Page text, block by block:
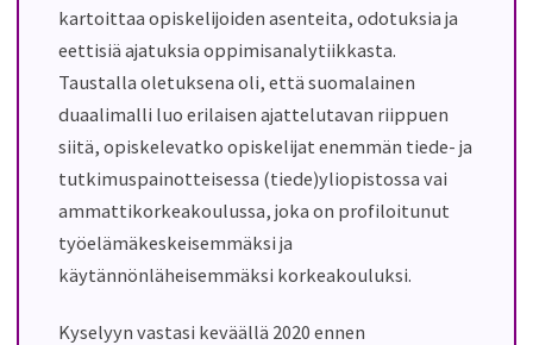
kartoittaa opiskelijoiden asenteita, odotuksia ja
eettisiäajatuksia oppimisanalytiikkasta.
Taustalla oletuksena oli, että suomalainen
duaalimalli luo erilaisen ajattelutavan riippuen
siitä, opiskelevatko opiskelijatenemmän tiede- ja
tutkimuspainotteisessa (tiede)yliopistossa vai
ammattikorkeakoulussa, joka on profiloitunut
työelämäkeskeisemmäksi ja
käytännönläheisemmäksi korkeakouluksi.
Kyselyyn vastasi keväällä 2020 ennen